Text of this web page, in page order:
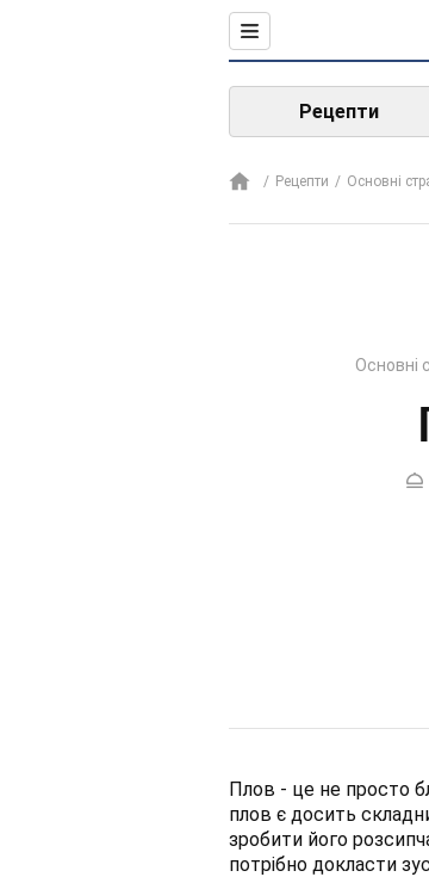
Рецепти
Рецепти Основні
Основні
Плов - це не просто
плов є досить
зробити його
потрібно докласти